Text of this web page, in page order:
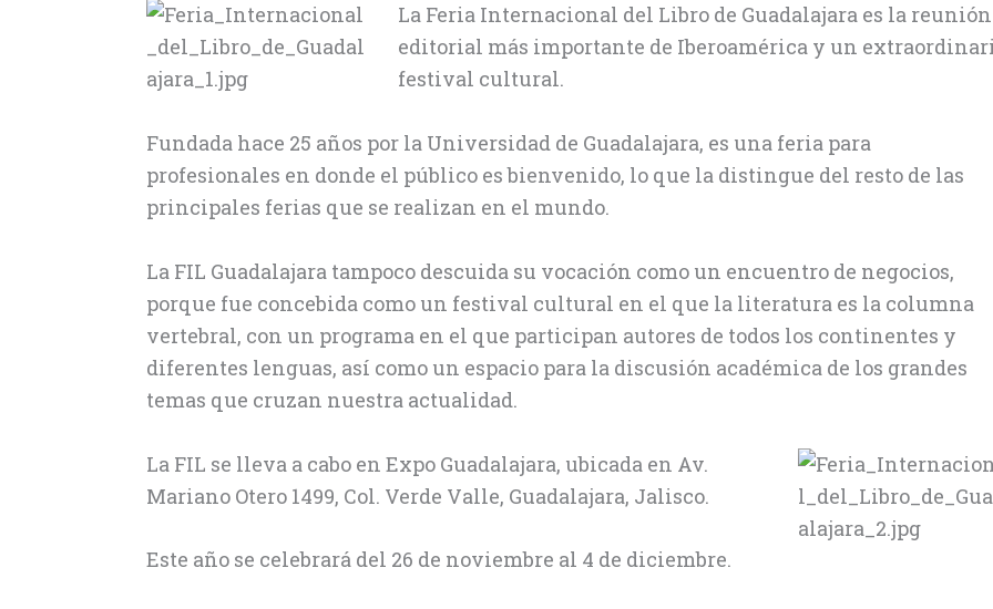
La Feria Internacional del Libro de Guadalajara es la reunión
editorial más importante de Iberoamérica y un
festival cultural.
Fundada hace 25 años por la Universidad de Guadalajara, es una feria para
profesionales en donde el público es bienvenido, lo que la distingue del resto de las
principales ferias que se realizan en el mundo.
La FIL Guadalajara tampoco descuida su vocación como un encuentro de negocios,
porque fue concebida como un festival cultural en el que la literatura es la columna
vertebral, con un programa en el que participan autores de todos los continentes y
diferentes lenguas, así como un espacio para la discusión académica de los grandes
temas que cruzan nuestra actualidad.
La FIL se lleva a cabo en Expo Guadalajara, ubicada en Av.
Mariano Otero 1499, Col. Verde Valle, Guadalajara, Jalisco.
Este año se celebrará del 26 de noviembre al 4 de diciembre.